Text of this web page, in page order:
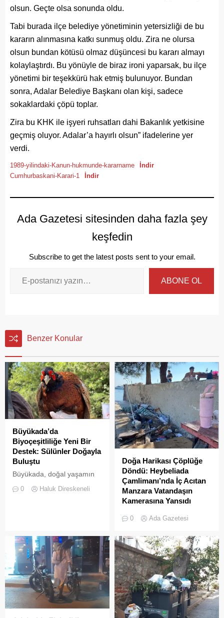
olsun. Geçte olsa sonunda oldu.
Tabi burada ilçe belediye yönetiminin yetersizliği de bu
kararın alınmasına katkı sunmuş oldu. Zira ne olursa
olsun bundan kötüsü olmaz düşüncesi bu kararı almayı
kolaylaştırdı. Bu yönüyle de biraz ironi yaparsak, bu ilçe
yönetimi bir teşekkürü hak etmiş bulunuyor. Bundan
sonra, Adalar Belediye Başkanı olan kişi, sadece
sokaklardaki çöpü toplar.
Zira bu KHK ile işyeri ruhsatları dahi Bakanlık yetkisine
geçmiş oluyor. Adalar’a hayırlı olsun” ifadelerine yer
verdi.
1989-yilindaki-Kanun-hukmunde-kararname
İndir
Cumhurbaskani-Karari-1
İndir
Ada Gazetesi sitesinden daha fazla şey
keşfedin
Subscribe to get the latest posts sent to your email.
ABONE OL
Benzer Konular
Büyükada’da
Biyoçeşitliliğe Yeni Bir
Destek: Sülünler Doğayla
Buluştu
Büyükada, doğal yaşamın
korunması ve biyolojik
çeşitliliğin
ve Orman Bakanlığı Doğa
Koruma ve Milli Parklar
(DKMP) Genel Müdürlüğü
tarafından Polonezköy
Sülün Üretim İstasyonu’nda
yetiştirilen yüzlerce sülün,
Temmuz 2026’da
Büyükada’nın ormanlık
0 Haluk Direskeneli
Doğa Harikası Çöplüğe
Döndü: Heybeliada
Çamlimanı’nda İç Acıtan
Manzara Vatandaşın
Kamerasına Yansıdı
Çamlimanı Koyu,
eksikliğinin kurbanı oldu.
Doğal güzelliğiyle bilinen
koyun her köşesinin çöple
dolduğu o anlar, bir
vatandaşın kamerasına
saniye saniye yansıdı.
Yeşille mavinin kucaklaştığı,
İstanbulluların nefes almak
0 Ada Gazetesi